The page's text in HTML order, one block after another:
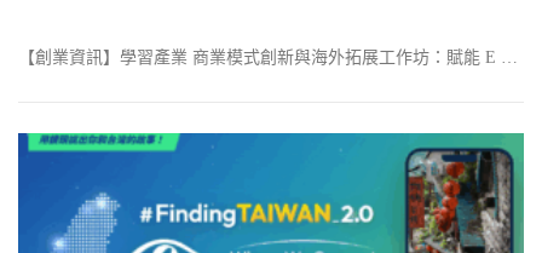
【創業資訊】學習產業 商業模式創新與海外拓展工作坊：賦能 E …